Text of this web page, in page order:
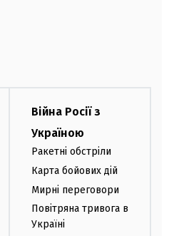
Війна Росії з
Україною
Ракетні обстріли
Карта бойових дій
Мирні переговори
Повітряна тривога в
Україні